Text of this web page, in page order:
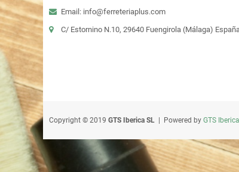
Email: info@ferreteriaplus.com
C/ Estornino N.10, 29640 Fuengirola (Málaga)
Copyright © 2019 GTS Iberica SL | Powered by GTS Iberica